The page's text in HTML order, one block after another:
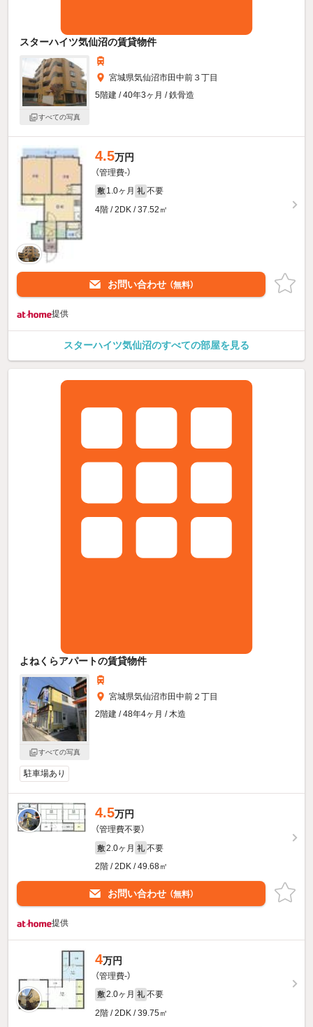
スターハイツ気仙沼の賃貸物件
すべての写真
宮城県気仙沼市田中前３丁目
5階建 / 40年3ヶ月 / 鉄骨造
4.5万円
（管理費-）
敷 1.0ヶ月 礼 不要
4階 / 2DK / 37.52㎡
お問い合わせ （無料）
提供
スターハイツ気仙沼のすべての部屋を見る
よねくらアパートの賃貸物件
すべての写真
宮城県気仙沼市田中前２丁目
2階建 / 48年4ヶ月 / 木造
駐車場あり
4.5万円
（管理費不要）
敷 2.0ヶ月 礼 不要
2階 / 2DK / 49.68㎡
お問い合わせ （無料）
提供
4万円
（管理費-）
敷 2.0ヶ月 礼 不要
2階 / 2DK / 39.75㎡